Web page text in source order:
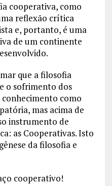
cooperativa, como
reflexão crítica
e, portanto, é uma
de um continente
que a filosofia
o sofrimento dos
como
mas acima de
instrumento de
as Cooperativas. Isto
da filosofia e
cooperativo!